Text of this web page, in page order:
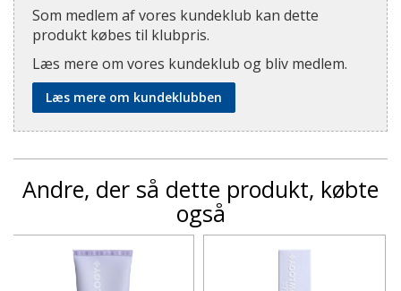
Som medlem af vores kundeklub kan dette
produkt købes til klubpris.
Læs mere om vores kundeklub og bliv medlem.
Læs mere om kundeklubben
Andre, der så dette produkt, købte
også